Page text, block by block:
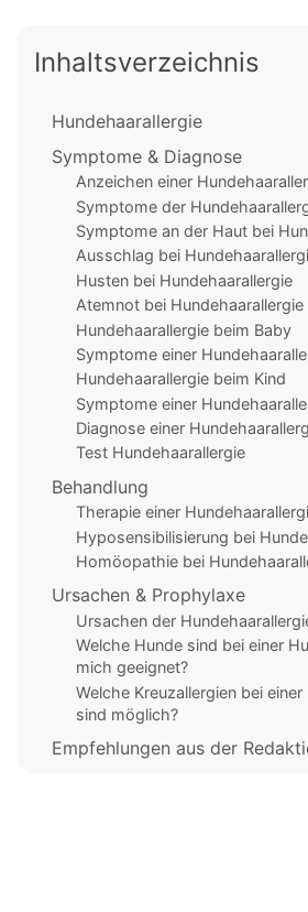
Inhaltsverzeichnis
Hundehaarallergie
Symptome & Diagnose
Anzeichen einer
Symptome der
Symptome an der Haut bei
Ausschlag bei
Husten bei Hundehaarallergie
Atemnot bei Hundehaarallergie
Hundehaarallergie beim Baby
Symptome einer
Hundehaarallergie beim Kind
Symptome einer
Diagnose einer
Test Hundehaarallergie
Behandlung
Therapie einer
Hyposensibilisierung bei
Homöopathie bei
Ursachen & Prophylaxe
Ursachen der
Welche Hunde sind bei einer
mich geeignet?
Welche Kreuzallergien bei
sind möglich?
Empfehlungen aus der